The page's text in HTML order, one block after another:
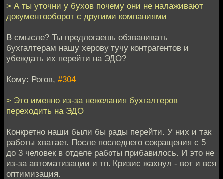
> А ты уточни у бухов почему они не налаживают
документооборот с другими компаниями
В смысле? Ты предлогаешь обзванивать
бухгалтерам нашу херову тучу контрагентов и
убеждать их перейти на ЭДО?
Кому: Рогов, #304
> Это именно из-за нежелания бухгалтеров
переходить на ЭДО
Конкретно наши были бы рады перейти. У них и так
работы хватает. После последнего сокращения с 5
до 3 человек в отделе работы прибавилось. И это не
из-за автоматизации и тп. Кризис жахнул - вот и вся
оптимизация.